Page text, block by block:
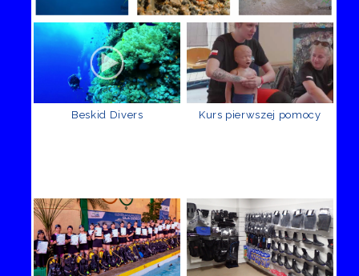
Beskid Divers Kurs pierwszej pomocy